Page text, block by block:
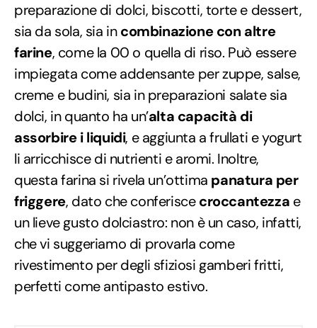
preparazione di dolci, biscotti, torte e dessert,
sia da sola, sia incombinazione con altre
farine, come la 00 o quella di riso. Può essere
impiegata come addensante per zuppe, salse,
creme e budini, sia in preparazioni salate sia
dolci, in quanto ha un’alta capacità di
assorbire i liquidi, e aggiunta a frullati e yogurt
li arricchisce di nutrienti e aromi. Inoltre,
questa farina si rivela un’ottima panatura per
friggere, dato che conferiscecroccantezza e
un lieve gusto dolciastro: non è un caso, infatti,
che vi suggeriamo di provarla come
rivestimento per degli sfiziosi gamberi fritti,
perfetti come antipasto estivo.